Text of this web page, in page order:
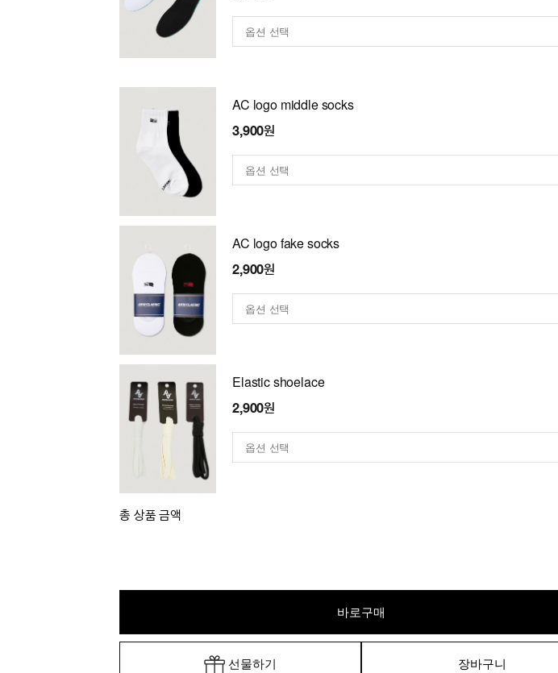
AC logo middle socks
3,900원
AC logo fake socks
2,900원
Elastic shoelace
2,900원
총 상품 금액
바로구매
선물하기 장바구니